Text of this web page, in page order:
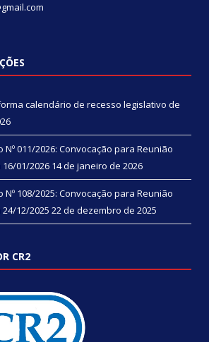
calendário de recesso legislativo de
011/2026: Convocação para Reunião
01/2026 14 de janeiro de 2026
108/2025: Convocação para Reunião
12/2025 22 de dezembro de 2025
CR2